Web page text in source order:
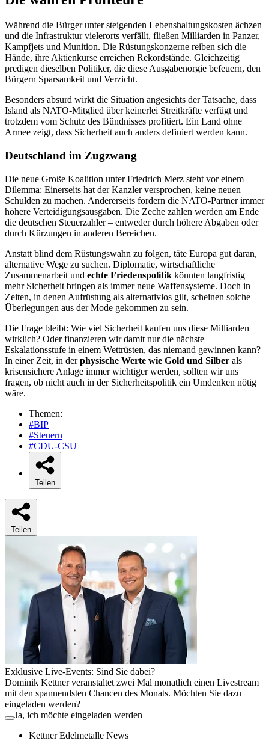
Während die Bürger unter steigenden Lebenshaltungskosten ächzen
und die Infrastruktur vielerorts verfällt, fließen Milliarden in Panzer,
Kampfjets und Munition. Die Rüstungskonzerne reiben sich die
Hände, ihre Aktienkurse erreichen Rekordstände. Gleichzeitig
predigen dieselben Politiker, die diese Ausgabenorgie befeuern, den
Bürgern Sparsamkeit und Verzicht.
Besonders absurd wirkt die Situation angesichts der Tatsache, dass
Island als NATO-Mitglied über keinerlei Streitkräfte verfügt und
trotzdem vom Schutz des Bündnisses profitiert. Ein Land ohne
Armee zeigt, dass Sicherheit auch anders definiert werden kann.
Deutschland im Zugzwang
Die neue Große Koalition unter Friedrich Merz steht vor einem
Dilemma: Einerseits hat der Kanzler versprochen, keine neuen
Schulden zu machen. Andererseits fordern die NATO-Partner immer
höhere Verteidigungsausgaben. Die Zeche zahlen werden am Ende
die deutschen Steuerzahler – entweder durch höhere Abgaben oder
durch Kürzungen in anderen Bereichen.
Anstatt blind dem Rüstungswahn zu folgen, täte Europa gut daran,
alternative Wege zu suchen. Diplomatie, wirtschaftliche
Zusammenarbeit und echte Friedenspolitik könnten langfristig
mehr Sicherheit bringen als immer neue Waffensysteme. Doch in
Zeiten, in denen Aufrüstung als alternativlos gilt, scheinen solche
Überlegungen aus der Mode gekommen zu sein.
Die Frage bleibt: Wie viel Sicherheit kaufen uns diese Milliarden
wirklich? Oder finanzieren wir damit nur die nächste
Eskalationsstufe in einem Wettrüsten, das niemand gewinnen kann?
In einer Zeit, in derphysische Werte wie Gold und Silber als
krisensichere Anlage immer wichtiger werden, sollten wir uns
fragen, ob nicht auch in der Sicherheitspolitik ein Umdenken nötig
wäre.
Themen:
#BIP
#Steuern
#CDU-CSU
Teilen
Teilen
Exklusive Live-Events: Sind Sie dabei?
Dominik Kettner veranstaltet zwei Mal monatlich einen Livestream
mit den spannendsten Chancen des Monats. Möchten Sie dazu
eingeladen werden?
Ja, ich möchte eingeladen werden
Kettner Edelmetalle News